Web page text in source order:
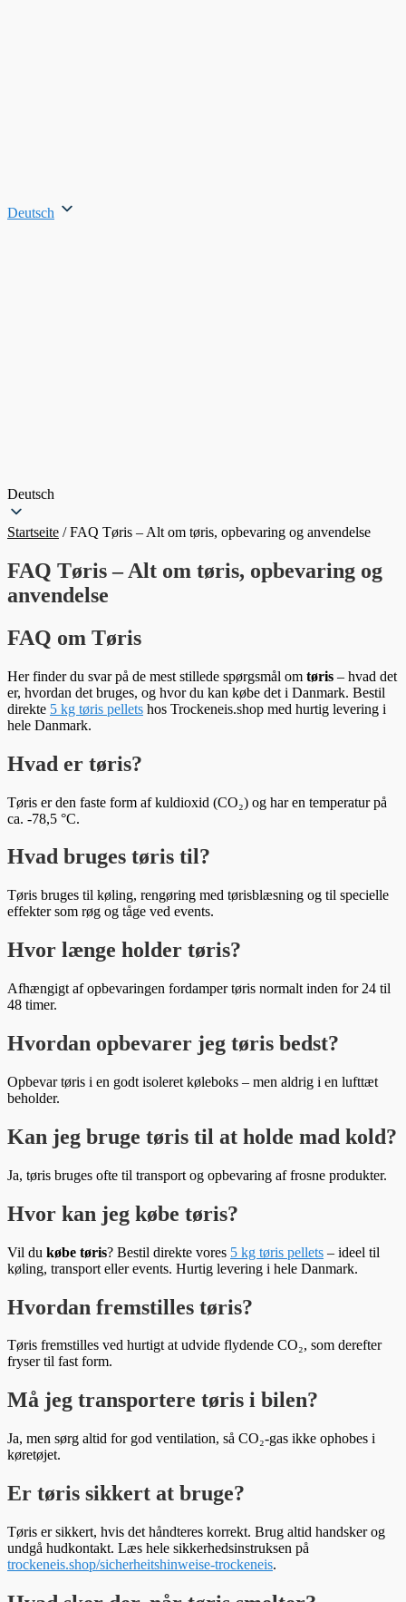
Deutsch
Deutsch
Startseite /FAQ Tøris – Alt om tøris, opbevaring og anvendelse
FAQ Tøris – Alt om tøris, opbevaring og
anvendelse
FAQ om Tøris
Her finder du svar på de mest stillede spørgsmål om tøris – hvad det
er, hvordan det bruges, og hvor du kan købe det i Danmark. Bestil
direkte 5 kg tøris pellets hos Trockeneis.shop med hurtig levering i
hele Danmark.
Hvad er tøris?
Tøris er den faste form af kuldioxid (CO₂) og har en temperatur på
ca. -78,5 °C.
Hvad bruges tøris til?
Tøris bruges til køling, rengøring med tørisblæsning og til specielle
effekter som røg og tåge ved events.
Hvor længe holder tøris?
Afhængigt af opbevaringen fordamper tøris normalt inden for 24 til
48 timer.
Hvordan opbevarer jeg tøris bedst?
Opbevar tøris i en godt isoleret køleboks – men aldrig i en lufttæt
beholder.
Kan jeg bruge tøris til at holde mad kold?
Ja, tøris bruges ofte til transport og opbevaring af frosne produkter.
Hvor kan jeg købe tøris?
Vil du købe tøris? Bestil direkte vores 5 kg tøris pellets – ideel til
køling, transport eller events. Hurtig levering i hele Danmark.
Hvordan fremstilles tøris?
Tøris fremstilles ved hurtigt at udvide flydende CO₂, som derefter
fryser til fast form.
Må jeg transportere tøris i bilen?
Ja, men sørg altid for god ventilation, så CO₂-gas ikke ophobes i
køretøjet.
Er tøris sikkert at bruge?
Tøris er sikkert, hvis det håndteres korrekt. Brug altid handsker og
undgå hudkontakt. Læs hele sikkerhedsinstruksen på
trockeneis.shop/sicherheitshinweise-trockeneis.